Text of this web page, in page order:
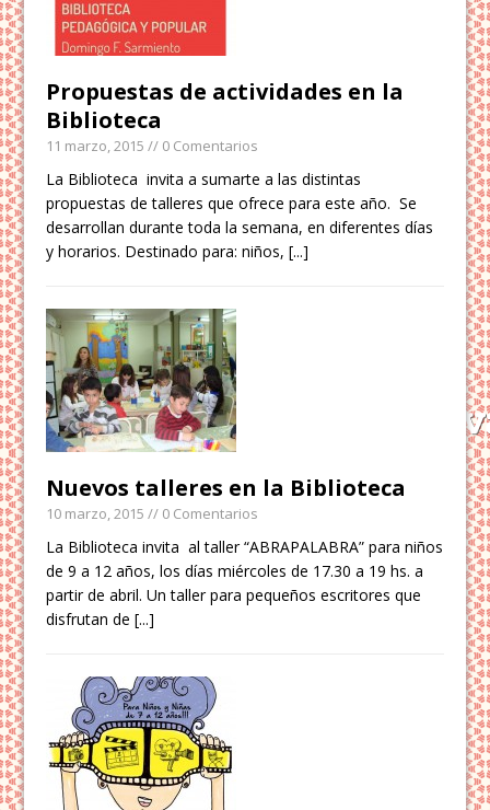
Propuestas de actividades en la
Biblioteca
11 marzo, 2015 // 0 Comentarios
La Biblioteca invita a sumarte a las distintas
propuestas de talleres que ofrece para este año. Se
desarrollan durante toda la semana, en diferentes días
y horarios. Destinado para: niños,[...]
Nuevos talleres en la Biblioteca
10 marzo, 2015 // 0 Comentarios
La Biblioteca invita al taller “ABRAPALABRA” para niños
de 9 a 12 años, los días miércoles de 17.30 a 19 hs. a
partir de abril. Un taller para pequeños escritores que
disfrutan de[...]